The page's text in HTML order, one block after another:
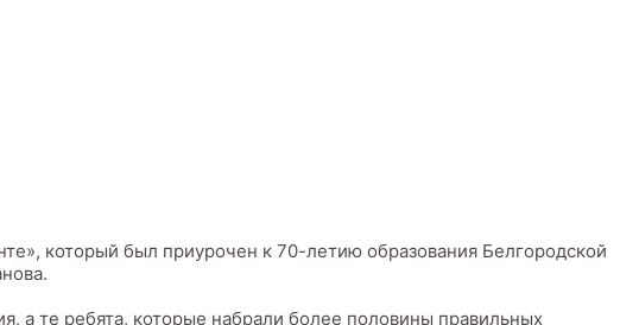
который был приурочен к 70-летию образования Белгородской
а те ребята, которые набрали более половины правильных